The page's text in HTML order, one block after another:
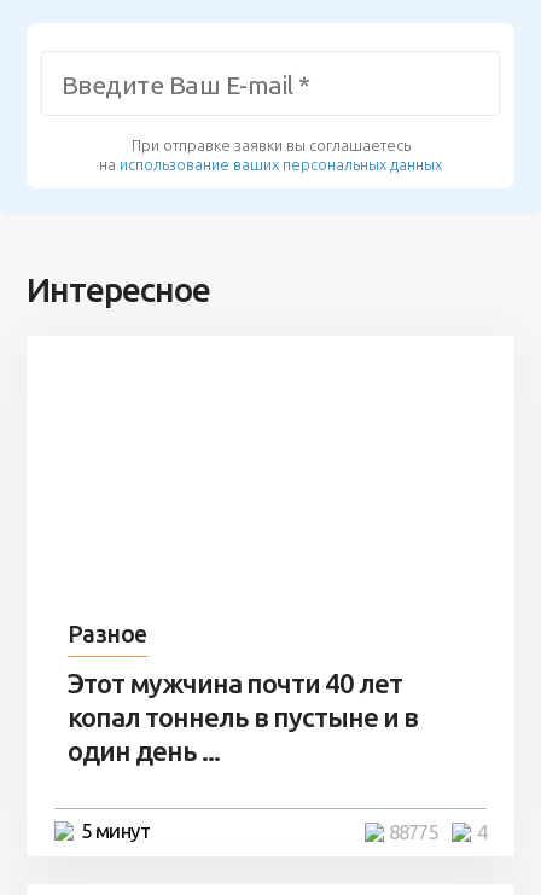
При отправке заявки вы соглашаетесь
на использование ваших персональных данных
Интересное
Разное
Этот мужчина почти 40 лет
копал тоннель в пустыне и в
один день ...
5 минут 4
88775